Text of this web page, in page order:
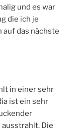
und es war
die ich je
auf das nächste
in einer sehr
ist ein sehr
ausstrahlt. Die